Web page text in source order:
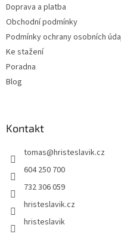
Doprava a platba
Obchodní podmínky
Podmínky ochrany osobních
Ke stažení
Poradna
Blog
Kontakt
tomas@hristeslavik.cz
604 250 700
732 306 059
hristeslavik.cz
hristeslavik